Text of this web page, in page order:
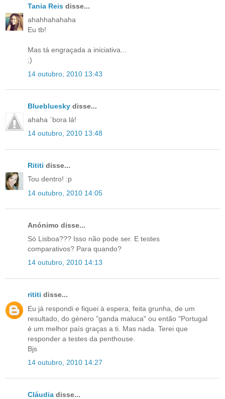
Tania Reis disse...
ahahhahahaha
Eu tb!
Mas tá engraçada a iniciativa...
;)
14 outubro, 2010 13:43
Bluebluesky disse...
ahaha ´bora lá!
14 outubro, 2010 13:48
Rititi disse...
Tou dentro! :p
14 outubro, 2010 14:05
Anónimo disse...
Só Lisboa??? Isso não pode ser. E testes
comparativos? Para quando?
14 outubro, 2010 14:13
rititi disse...
Eu já respondi e fiquei à espera, feita grunha, de um
resultado, do género "ganda maluca" ou então "Portugal
é um melhor país graças a ti. Mas nada. Terei que
responder a testes da penthouse.
Bjs
14 outubro, 2010 14:27
Cláudia disse...